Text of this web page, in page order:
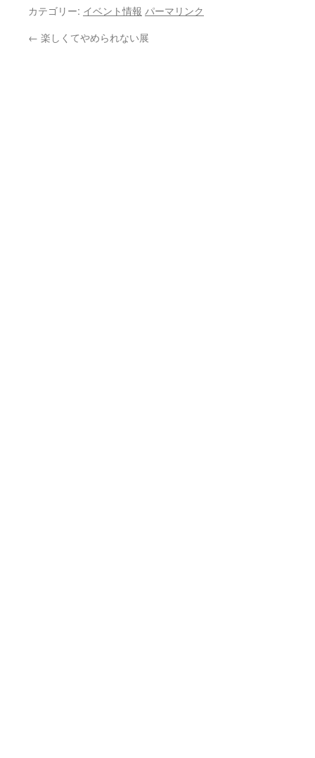
カテゴリー: イベント情報 パーマリンク
← 楽しくてやめられない展